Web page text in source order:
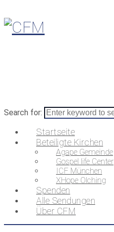
Search for:
Startseite
Beteiligte Kirchen
Agape Gemeinde
Gospel life Center
ICF München
XHope Olching
Spenden
Alle Sendungen
Über CFM